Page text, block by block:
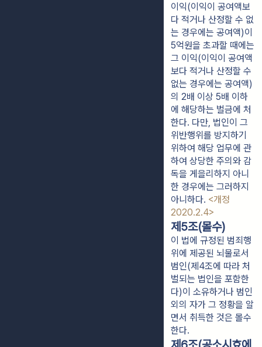
이익(이익이 공여액보
다 적거나 산정할 수 없
는 경우에는 공여액)이
5억원을 초과할 때에는
그 이익(이익이 공여액
보다 적거나 산정할 수
없는 경우에는 공여액)
의 2배 이상 5배 이하
에 해당하는 벌금에 처
한다. 다만, 법인이 그
위반행위를 방지하기
위하여 해당 업무에 관
하여 상당한 주의와 감
독을 게을리하지 아니
한 경우에는 그러하지
아니하다. <개정
2020.2.4>
제5조(몰수)
이 법에 규정된 범죄행
위에 제공된 뇌물로서
범인(제4조에 따라 처
벌되는 법인을 포함한
다)이 소유하거나 범인
외의 자가 그 정황을 알
면서 취득한 것은 몰수
한다.